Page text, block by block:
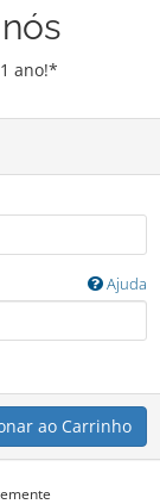
ano!*
Ajuda
ao Carrinho